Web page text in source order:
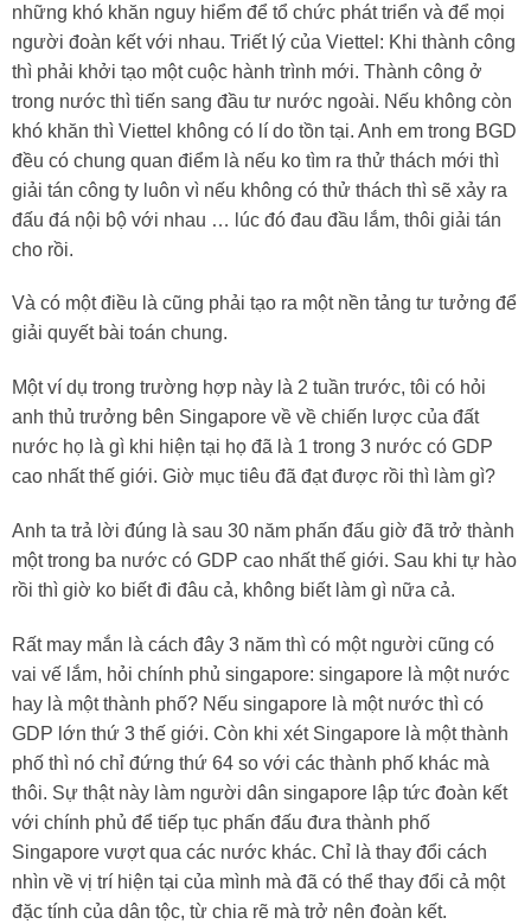
những khó khăn nguy hiểm để tổ chức phát triển và để mọi
người đoàn kết với nhau. Triết lý của Viettel: Khi thành công
thì phải khởi tạo một cuộc hành trình mới. Thành công ở
trong nước thì tiến sang đầu tư nước ngoài. Nếu không còn
khó khăn thì Viettel không có lí do tồn tại. Anh em trong BGD
đều có chung quan điểm là nếu ko tìm ra thử thách mới thì
giải tán công ty luôn vì nếu không có thử thách thì sẽ xảy ra
đấu đá nội bộ với nhau … lúc đó đau đầu lắm, thôi giải tán
cho rồi.
Và có một điều là cũng phải tạo ra một nền tảng tư tưởng để
giải quyết bài toán chung.
Một ví dụ trong trường hợp này là 2 tuần trước, tôi có hỏi
anh thủ trưởng bên Singapore về về chiến lược của đất
nước họ là gì khi hiện tại họ đã là 1 trong 3 nước có GDP
cao nhất thế giới. Giờ mục tiêu đã đạt được rồi thì làm gì?
Anh ta trả lời đúng là sau 30 năm phấn đấu giờ đã trở thành
một trong ba nước có GDP cao nhất thế giới. Sau khi tự hào
rồi thì giờ ko biết đi đâu cả, không biết làm gì nữa cả.
Rất may mắn là cách đây 3 năm thì có một người cũng có
vai vế lắm, hỏi chính phủ singapore: singapore là một nước
hay là một thành phố? Nếu singapore là một nước thì có
GDP lớn thứ 3 thế giới. Còn khi xét Singapore là một thành
phố thì nó chỉ đứng thứ 64 so với các thành phố khác mà
thôi. Sự thật này làm người dân singapore lập tức đoàn kết
với chính phủ để tiếp tục phấn đấu đưa thành phố
Singapore vượt qua các nước khác. Chỉ là thay đổi cách
nhìn về vị trí hiện tại của mình mà đã có thể thay đổi cả một
đặc tính của dân tộc, từ chia rẽ mà trở nên đoàn kết.